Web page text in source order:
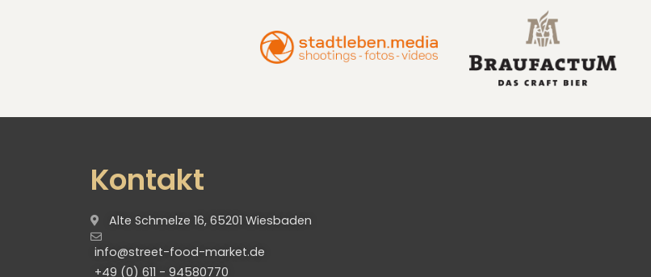
Kontakt
Alte Schmelze 16, 65201 Wiesbaden
info@street-food-market.de
+49 (0) 611 - 94580770